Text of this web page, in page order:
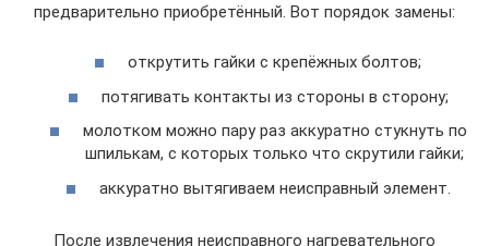
предварительно приобретённый. Вот порядок замены:
открутить гайки с крепёжных болтов;
потягивать контакты из стороны в сторону;
молотком можно пару раз аккуратно стукнуть по
шпилькам, с которых только что скрутили гайки;
аккуратно вытягиваем неисправный элемент.
После извлечения неисправного нагревательного